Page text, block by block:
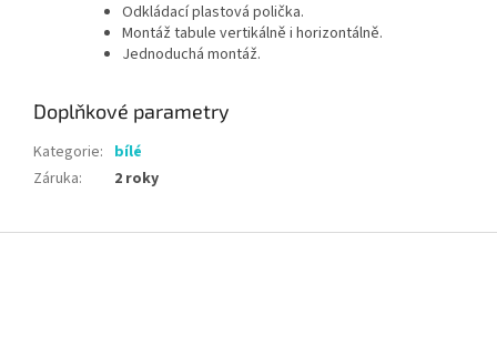
Odkládací plastová polička.
Montáž tabule vertikálně i horizontálně.
Jednoduchá montáž.
Doplňkové parametry
Kategorie: bílé
Záruka: 2 roky